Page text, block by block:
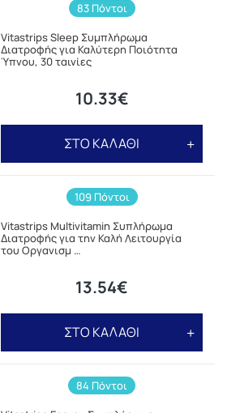
83 Πόντοι
Vitastrips Sleep Συμπλήρωμα
Διατροφής για Καλύτερη Ποιότητα
Ύπνου, 30 ταινίες
10.33€
ΣΤΟ ΚΑΛΑΘΙ
109 Πόντοι
Vitastrips Multivitamin Συπλήρωμα
Διατροφής για την Καλή Λειτουργία
του Οργανισμ …
13.54€
ΣΤΟ ΚΑΛΑΘΙ
84 Πόντοι